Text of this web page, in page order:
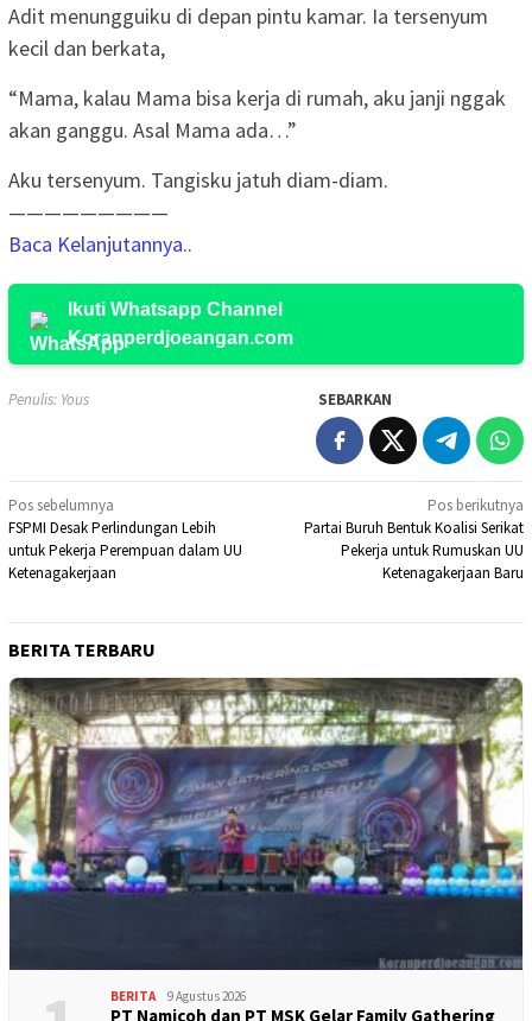
Adit menungguiku di depan pintu kamar. Ia tersenyum
kecil dan berkata,
“Mama, kalau Mama bisa kerja di rumah, aku janji nggak
akan ganggu. Asal Mama ada…”
Aku tersenyum. Tangisku jatuh diam-diam.
—————————
Baca Kelanjutannya..
Ikuti Whatsapp Channel
Koranperdjoeangan.com
Penulis: Yous SEBARKAN
Navigasi
pos
Pos sebelumnya
FSPMI Desak Perlindungan Lebih
untuk Pekerja Perempuan dalam UU
Ketenagakerjaan
Pos berikutnya
Partai Buruh Bentuk Koalisi Serikat
Pekerja untuk Rumuskan UU
Ketenagakerjaan Baru
BERITA TERBARU
BERITA 9 Agustus 2026
PT Namicoh dan PT MSK Gelar Family Gathering